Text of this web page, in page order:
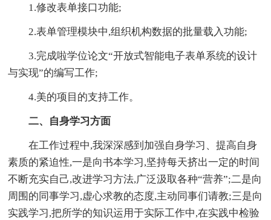
1.修改表单接口功能;
2.表单管理模块中,组织机构数据的批量载入功能;
3.完成啦学位论文“开放式智能电子表单系统的设计
与实现”的编写工作;
4.美的项目的支持工作。
二、自身学习方面
在工作过程中,我深深感到加强自身学习、提高自身
素质的紧迫性,一是向书本学习,坚持每天挤出一定的时间
不断充实自己,改进学习方法,广泛汲取各种“营养”;二是向
周围的同事学习,虚心求教的态度,主动同事们请教;三是向
实践学习,把所学的知识运用于实际工作中,在实践中检验